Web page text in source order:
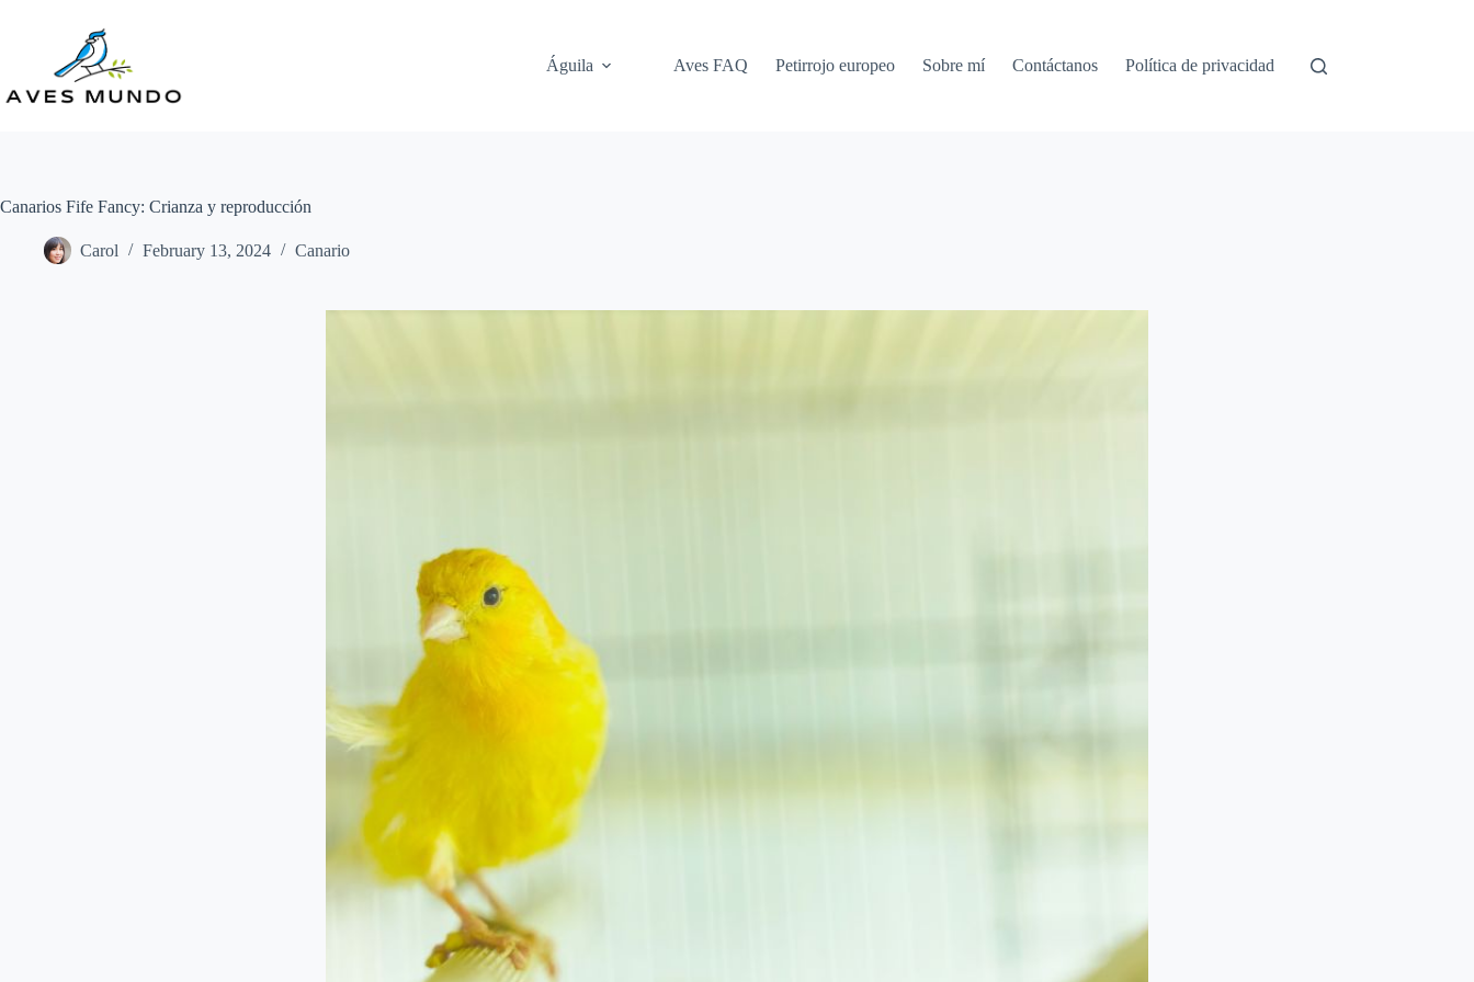
Águila
Aves FAQ Petirrojo europeo Sobre mí Contáctanos Política de privacidad
Canarios Fife Fancy: Crianza y reproducción
Carol February 13, 2024 Canario